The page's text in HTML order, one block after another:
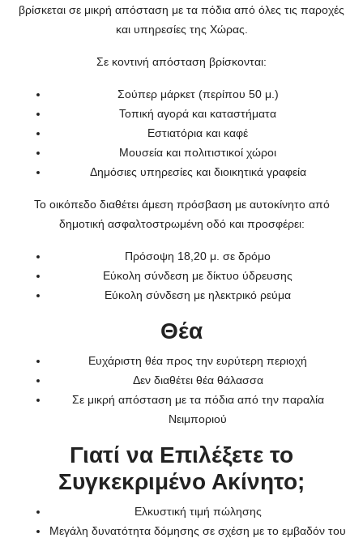
βρίσκεται σε μικρή απόσταση με τα πόδια από όλες τις παροχές
και υπηρεσίες της Χώρας.
Σε κοντινή απόσταση βρίσκονται:
Σούπερ μάρκετ (περίπου 50 μ.)
Τοπική αγορά και καταστήματα
Εστιατόρια και καφέ
Μουσεία και πολιτιστικοί χώροι
Δημόσιες υπηρεσίες και διοικητικά γραφεία
Το οικόπεδο διαθέτει άμεση πρόσβαση με αυτοκίνητο από
δημοτική ασφαλτοστρωμένη οδό και προσφέρει:
Πρόσοψη 18,20 μ. σε δρόμο
Εύκολη σύνδεση με δίκτυο ύδρευσης
Εύκολη σύνδεση με ηλεκτρικό ρεύμα
Θέα
Ευχάριστη θέα προς την ευρύτερη περιοχή
Δεν διαθέτει θέα θάλασσα
Σε μικρή απόσταση με τα πόδια από την παραλία
Νειμποριού
Γιατί να Επιλέξετε το
Συγκεκριμένο Ακίνητο;
Ελκυστική τιμή πώλησης
Μεγάλη δυνατότητα δόμησης σε σχέση με το εμβαδόν του